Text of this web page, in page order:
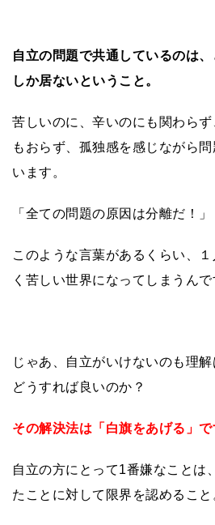
自立の問題で共通しているのは
しか居ないということ。
苦しいのに、辛いのにも関わら
もおらず、孤独感を感じながら
います。
「全ての問題の原因は分離だ！」
このような言葉があるくらい、
く苦しい世界になってしまうんで
じゃあ、自立がいけないのも理
どうすれば良いのか？
その解決法は「白旗をあげる」で
自立の方にとって1番嫌なことは
たことに対して限界を認めること